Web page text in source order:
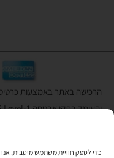
והעומד בתקן אבטחה PCI DSS Level-1